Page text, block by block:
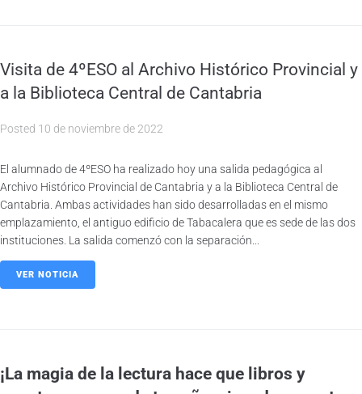
Visita de 4ºESO al Archivo Histórico Provincial y
a la Biblioteca Central de Cantabria
Posted 10 de noviembre de 2022
El alumnado de 4ºESO ha realizado hoy una salida pedagógica al
Archivo Histórico Provincial de Cantabria y a la Biblioteca Central de
Cantabria. Ambas actividades han sido desarrolladas en el mismo
emplazamiento, el antiguo edificio de Tabacalera que es sede de las dos
instituciones. La salida comenzó con la separación...
VER NOTICIA
¡La magia de la lectura hace que libros y